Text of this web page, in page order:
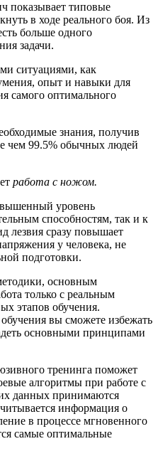
показывает типовые
в ходе реального боя. Из
больше одного
задачи.
ситуациями, как
опыт и навыки для
самого оптимального
знания, получив
чем 99.5% обычных людей
работа с ножом.
уровень
способностям, так и к
лезвия сразу повышает
у человека, не
подготовки.
основным
только с реальным
этапов обучения.
вы сможете избежать
основными принципами
тренинга поможет
алгоритмы при работе с
данных принимаются
информация о
в процессе мгновенного
самые оптимальные